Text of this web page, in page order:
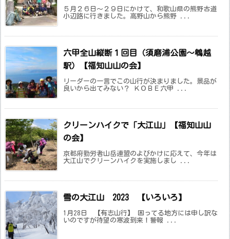
５月２６日～２９日にかけて、和歌山県の熊野古道
小辺路に行きました。高野山から熊野 ...
六甲全山縦断１回目（須磨浦公園〜鵯越
駅）【福知山山の会】
リーダーの一言でこの山行が決まりました。景品が
良いから出てみない？ ＫＯＢＥ六甲 ...
クリーンハイクで「大江山」【福知山山
の会】
京都府勤労者山岳連盟のよびかけに応えて、今年は
大江山でクリーンハイクを実施しまし ...
雪の大江山 2023 【いろいろ】
1月28日 【有志山行】 困ってる地方には申し訳な
いのですが待望の寒波到来！警報 ...